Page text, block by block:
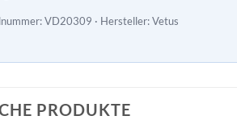
VD20309 · Hersteller: Vetus
PRODUKTE